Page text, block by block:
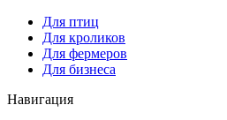
Для птиц
Для кроликов
Для фермеров
Для бизнеса
Навигация